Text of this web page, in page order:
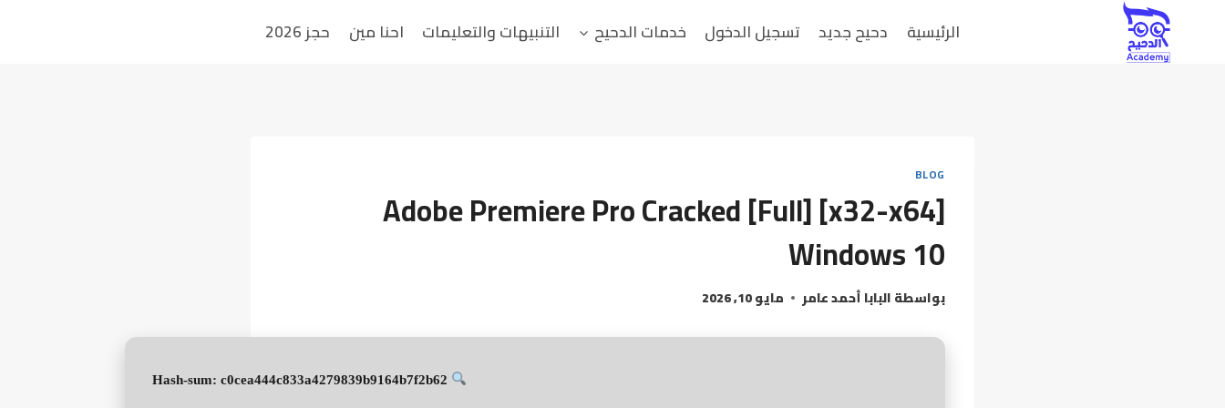
الرئيسية دحيح جديد تسجيل الدخول خدمات الدحيح التنبيهات والتعليمات احنا مين حجز 2026
BLOG
Adobe Premiere Pro Cracked [Full] [x32-x64]
Windows 10
بواسطةالبابا أحمد عامر مايو 10, 2026